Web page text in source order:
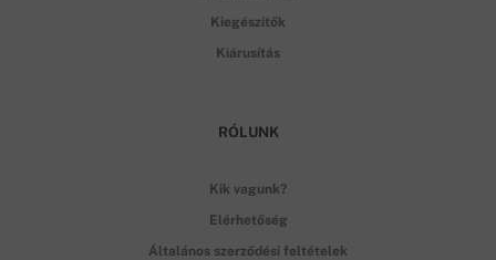
Kiegészítők
Kiárusítás
RÓLUNK
Kik vagunk?
Elérhetőség
Általános szerződési feltételek